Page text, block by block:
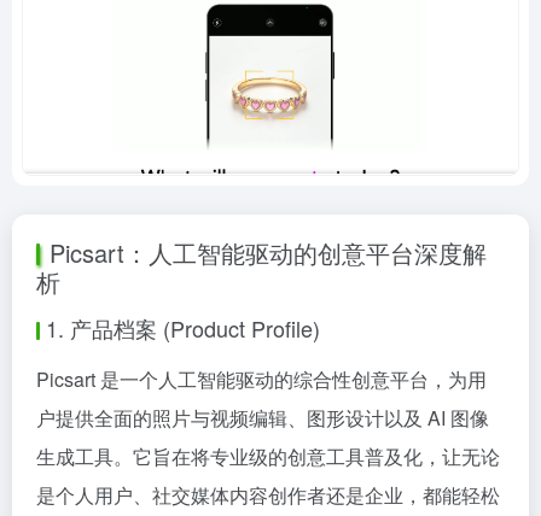
Picsart：人工智能驱动的创意平台深度解
析
1. 产品档案 (Product Profile)
Picsart 是一个人工智能驱动的综合性创意平台，为用
户提供全面的照片与视频编辑、图形设计以及 AI 图像
生成工具。它旨在将专业级的创意工具普及化，让无论
是个人用户、社交媒体内容创作者还是企业，都能轻松